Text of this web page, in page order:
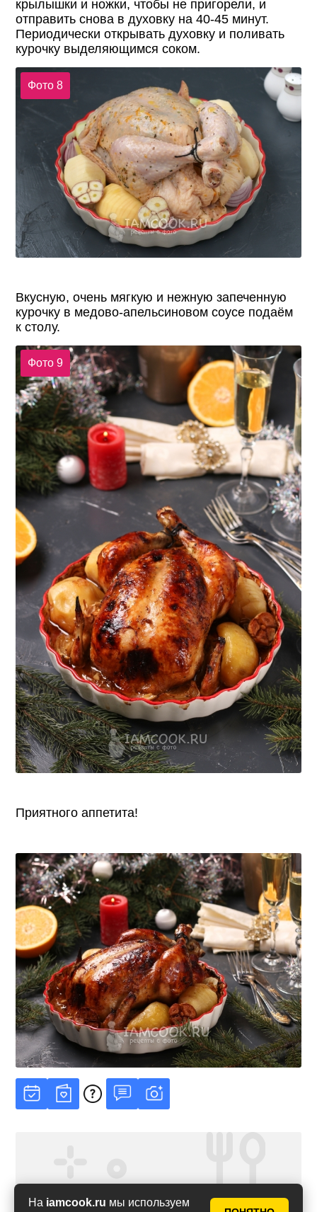
На iamcook.ru мы используем
крылышки и ножки, чтобы не пригорели, и
отправить снова в духовку на 40-45 минут.
Периодически открывать духовку и поливать
курочку выделяющимся соком.
Фото 8
Вкусную, очень мягкую и нежную запеченную
курочку в медово-апельсиновом соусе подаём
к столу.
Фото 9
Приятного аппетита!